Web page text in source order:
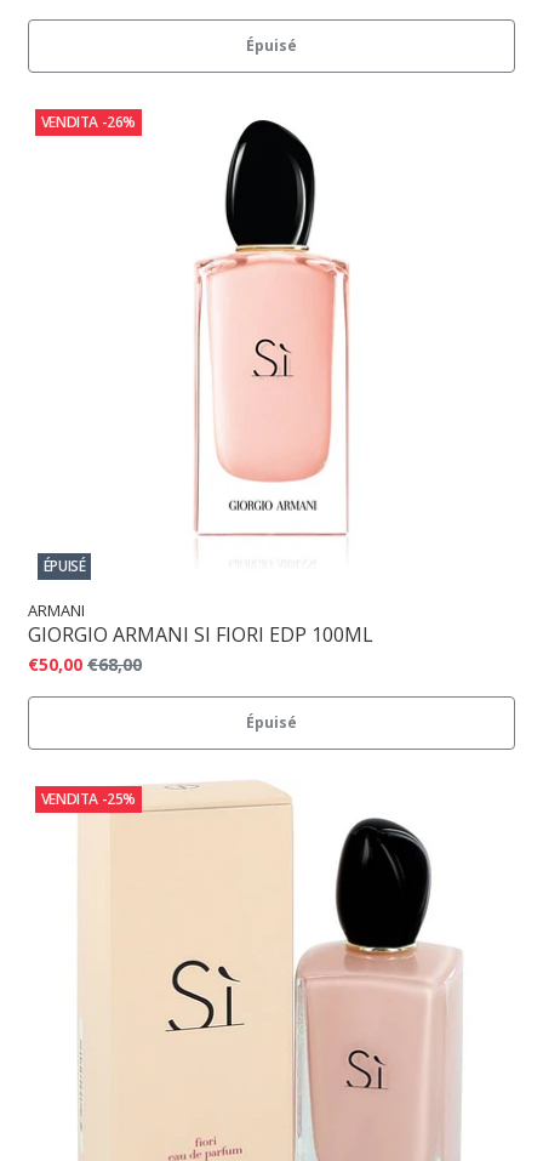
Épuisé
VENDITA -26%
ÉPUISÉ
ARMANI
GIORGIO ARMANI SI FIORI EDP 100ML
€50,00 €68,00
Épuisé
VENDITA -25%